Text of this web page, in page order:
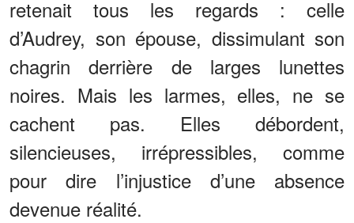
retenait tous les regards : celle
d’Audrey, son épouse, dissimulant son
chagrin derrière de larges lunettes
noires. Mais les larmes, elles, ne se
cachent pas. Elles débordent,
silencieuses, irrépressibles, comme
pour dire l’injustice d’une absence
devenue réalité.